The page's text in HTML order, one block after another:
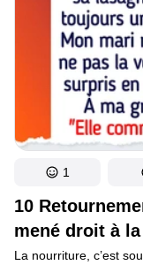
elle a piégé la
contre elle.
10
mené droit à
La nourriture, c’est
1